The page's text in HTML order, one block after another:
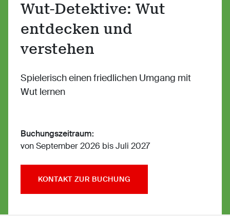
Wut-Detektive: Wut
entdecken und
verstehen
Spielerisch einen friedlichen Umgang mit
Wut lernen
Buchungszeitraum:
von September 2026 bis Juli 2027
KONTAKT ZUR BUCHUNG